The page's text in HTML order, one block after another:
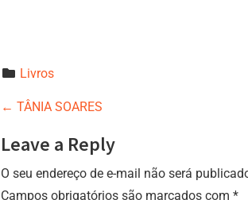
Livros
P
o
s
t
← TÂNIA SOARES
Leave a Reply
O seu endereço de e-mail não será
Campos obrigatórios são marcados com *